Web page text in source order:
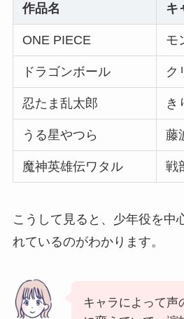
作品名 キ
ONE PIECE モ
ドラゴンボール ク
忍たま乱太郎 き
うる星やつら 藤
魔神英雄伝ワタル 戦
こうして見ると、少年役を中
れているのがわかります。
キャラによって声